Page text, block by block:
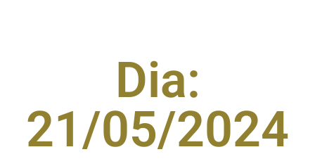
Dia:
21/05/2024